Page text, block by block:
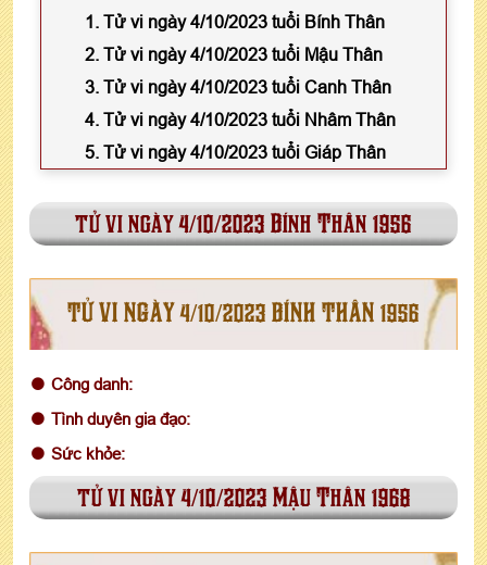
1. Tử vi ngày 4/10/2023 tuổi Bính Thân
2. Tử vi ngày 4/10/2023 tuổi Mậu Thân
3. Tử vi ngày 4/10/2023 tuổi Canh Thân
4. Tử vi ngày 4/10/2023 tuổi Nhâm Thân
5. Tử vi ngày 4/10/2023 tuổi Giáp Thân
tử vi ngày 4/10/2023 Bính Thân 1956
TỬ VI NGÀY 4/10/2023 BÍNH THÂN 1956
Công danh:
Tình duyên gia đạo:
Sức khỏe:
tử vi ngày 4/10/2023 Mậu Thân 1968